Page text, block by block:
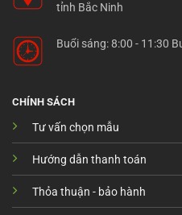
tỉnh Bắc Ninh
Buổi sáng: 8:00 - 11:30
CHÍNH SÁCH
Tư vấn chọn mẫu
Hướng dẫn thanh toán
Thỏa thuận - bảo hành